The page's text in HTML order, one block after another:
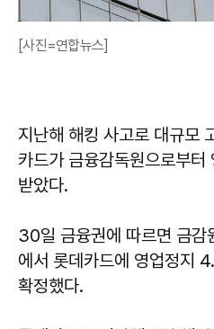
[사진=연합뉴스]
지난해 해킹 사고로 대규모
카드가 금융감독원으로부
받았다.
30일 금융권에 따르면 금감
에서 롯데카드에 영업정지
확정했다.